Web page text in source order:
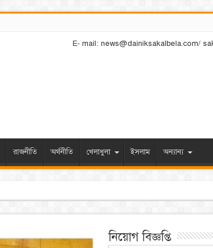
E- mail: news@dainiksakalbela.com/
রাজনীতি অর্থনীতি খেলাধুলা ইসলাম অন্যান্য
নিয়োগ বিজ্ঞপ্তি